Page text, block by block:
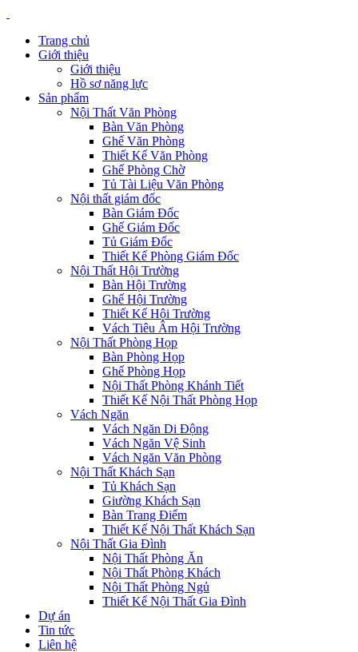
Trang chủ
Giới thiệu
Giới thiệu
Hồ sơ năng lực
Sản phẩm
Nội Thất Văn Phòng
Bàn Văn Phòng
Ghế Văn Phòng
Thiết Kế Văn Phòng
Ghế Phòng Chờ
Tủ Tài Liệu Văn Phòng
Nội thất giám đốc
Bàn Giám Đốc
Ghế Giám Đốc
Tủ Giám Đốc
Thiết Kế Phòng Giám Đốc
Nội Thất Hội Trường
Bàn Hội Trường
Ghế Hội Trường
Thiết Kế Hội Trường
Vách Tiêu Âm Hội Trường
Nội Thất Phòng Họp
Bàn Phòng Họp
Ghế Phòng Họp
Nội Thất Phòng Khánh Tiết
Thiết Kế Nội Thất Phòng Họp
Vách Ngăn
Vách Ngăn Di Động
Vách Ngăn Vệ Sinh
Vách Ngăn Văn Phòng
Nội Thất Khách Sạn
Tủ Khách Sạn
Giường Khách Sạn
Bàn Trang Điểm
Thiết Kế Nội Thất Khách Sạn
Nội Thất Gia Đình
Nội Thất Phòng Ăn
Nội Thất Phòng Khách
Nội Thất Phòng Ngủ
Thiết Kế Nội Thất Gia Đình
Dự án
Tin tức
Liên hệ